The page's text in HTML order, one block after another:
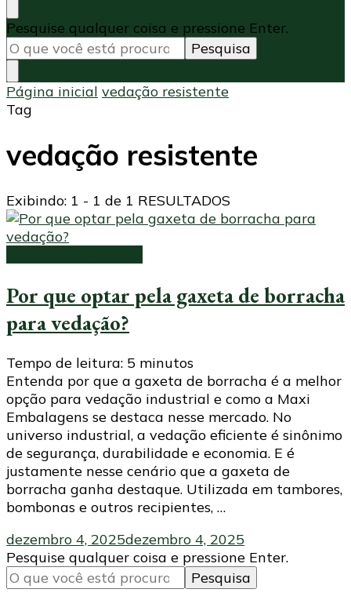
Procurando
algo?
Pesquise qualquer coisa e pressione Enter.
Página inicial vedação resistente
Tag
vedação resistente
Exibindo: 1 - 1 de 1 RESULTADOS
Por que optar pela gaxeta de borracha
para vedação?
Tempo de leitura: 5 minutos
Entenda por que a gaxeta de borracha é a melhor
opção para vedação industrial e como a Maxi
Embalagens se destaca nesse mercado. No
universo industrial, a vedação eficiente é sinônimo
de segurança, durabilidade e economia. E é
justamente nesse cenário que a gaxeta de
borracha ganha destaque. Utilizada em tambores,
bombonas e outros recipientes, …
dezembro 4, 2025dezembro 4, 2025
Procurando
algo?
Pesquise qualquer coisa e pressione Enter.